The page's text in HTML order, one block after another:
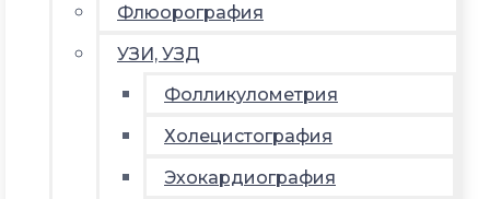
Флюорография
УЗИ, УЗД
Фолликулометрия
Холецистография
Эхокардиография